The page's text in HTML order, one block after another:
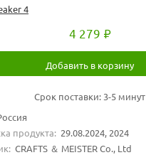
4
4 279
Добавить в корзину
Срок поставки: 3-5 минут
продукта: 29.08.2024, 2024
CRAFTS ＆ MEISTER Co., Ltd